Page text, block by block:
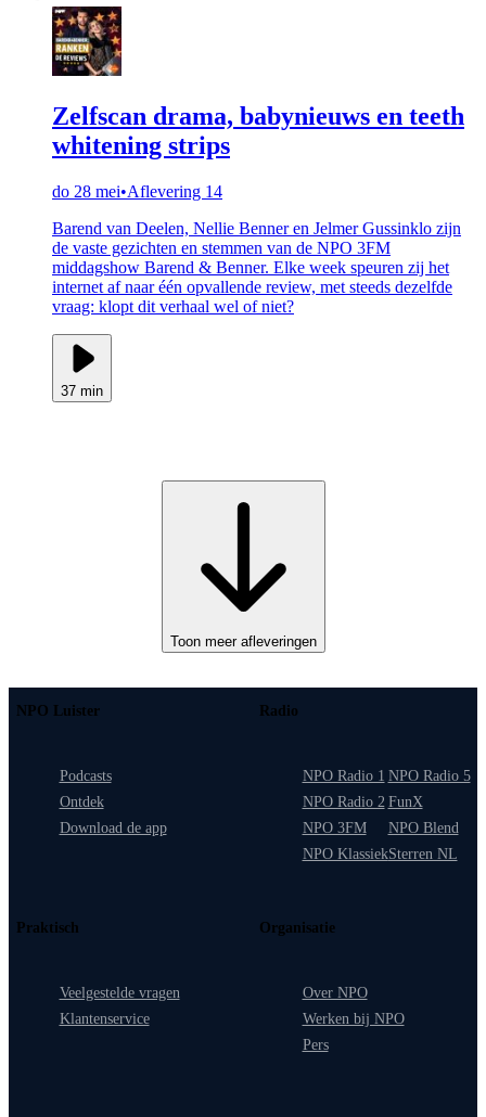
Zelfscan drama, babynieuws en teeth
whitening strips
do 28 mei•Aflevering 14
Barend van Deelen, Nellie Benner en Jelmer Gussinklo zijn
de vaste gezichten en stemmen van de NPO 3FM
middagshow Barend & Benner. Elke week speuren zij het
internet af naar één opvallende review, met steeds dezelfde
vraag: klopt dit verhaal wel of niet?
37 min
Toon meer afleveringen
NPO Luister
Podcasts
Ontdek
Download de app
Radio
NPO Radio 1
NPO Radio 2
NPO 3FM
NPO Klassiek
NPO Radio 5
FunX
NPO Blend
Sterren NL
Praktisch
Veelgestelde vragen
Klantenservice
Organisatie
Over NPO
Werken bij NPO
Pers